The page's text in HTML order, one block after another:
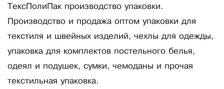
ТексПолиПак производство упаковки.
Производство и продажа оптом упаковки для
текстиля и швейных изделий, чехлы для одежды,
упаковка для комплектов постельного белья,
одеял и подушек, сумки, чемоданы и прочая
текстильная упаковка.